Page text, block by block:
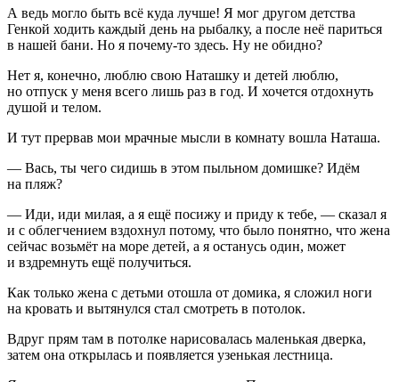
А ведь могло быть всё куда лучше! Я мог другом детства
Генкой ходить каждый день на рыбалку, а после неё париться
в нашей бани. Но я почему-то здесь. Ну не обидно?
Нет я, конечно, люблю свою Наташку и детей люблю,
но отпуск у меня всего лишь раз в год. И хочется отдохнуть
душой и телом.
И тут прервав мои мрачные мысли в комнату вошла Наташа.
— Вась, ты чего сидишь в этом пыльном домишке? Идём
на пляж?
— Иди, иди милая, а я ещё посижу и приду к тебе, — сказал я
и с облегчением вздохнул потому, что было понятно, что жена
сейчас возьмёт на море детей, а я останусь один, может
и вздремнуть ещё получиться.
Как только жена с детьми отошла от домика, я сложил ноги
на кровать и вытянулся стал смотреть в потолок.
Вдруг прям там в потолке нарисовалась маленькая дверка,
затем она открылась и появляется узенькая лестница.